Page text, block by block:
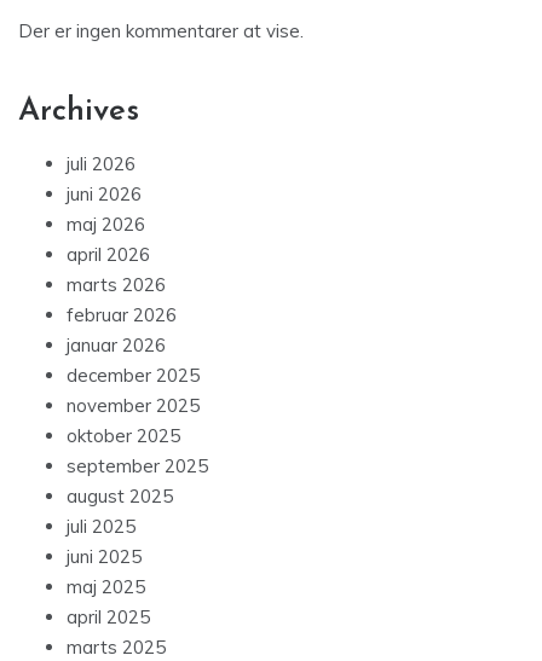
Der er ingen kommentarer at vise.
Archives
juli 2026
juni 2026
maj 2026
april 2026
marts 2026
februar 2026
januar 2026
december 2025
november 2025
oktober 2025
september 2025
august 2025
juli 2025
juni 2025
maj 2025
april 2025
marts 2025